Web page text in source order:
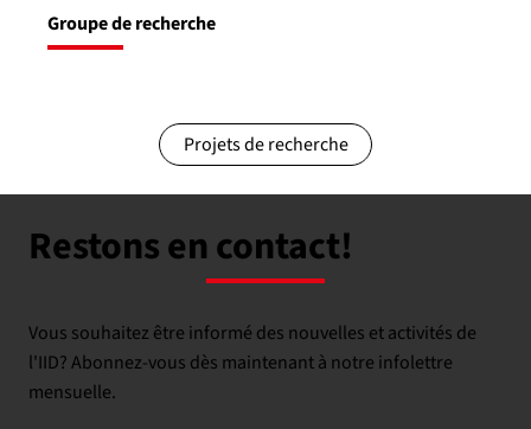
Groupe de recherche
Projets de recherche
Restons en contact!
Vous souhaitez être informé des nouvelles et activités de
l'IID? Abonnez-vous dès maintenant à notre infolettre
mensuelle.